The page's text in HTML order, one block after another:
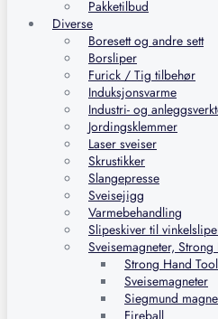
Pakketilbud
Diverse
Boresett og andre sett
Borsliper
Furick / Tig tilbehør
Induksjonsvarme
Industri- og
Jordingsklemmer
Laser sveiser
Skrustikker
Slangepresse
Sveisejigg
Varmebehandling
Slipeskiver til
Sveisemagneter,
Strong Hand
Sveisemagneter
Siegmund
Fireball